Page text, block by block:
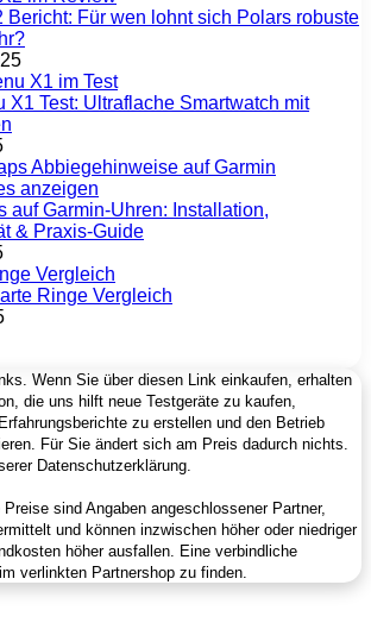
Bericht: Für wen lohnt sich Polars robuste
X1 Test: Ultraflache Smartwatch mit
auf Garmin‑Uhren: Installation,
& Praxis‑Guide
Ringe Vergleich
Wenn Sie über diesen Link einkaufen, erhalten
die uns hilft neue Testgeräte zu kaufen,
zu erstellen und den Betrieb
Für Sie ändert sich am Preis dadurch nichts.
Datenschutzerklärung.
sind Angaben angeschlossener Partner,
und können inzwischen höher oder niedriger
höher ausfallen. Eine verbindliche
verlinkten Partnershop zu finden.